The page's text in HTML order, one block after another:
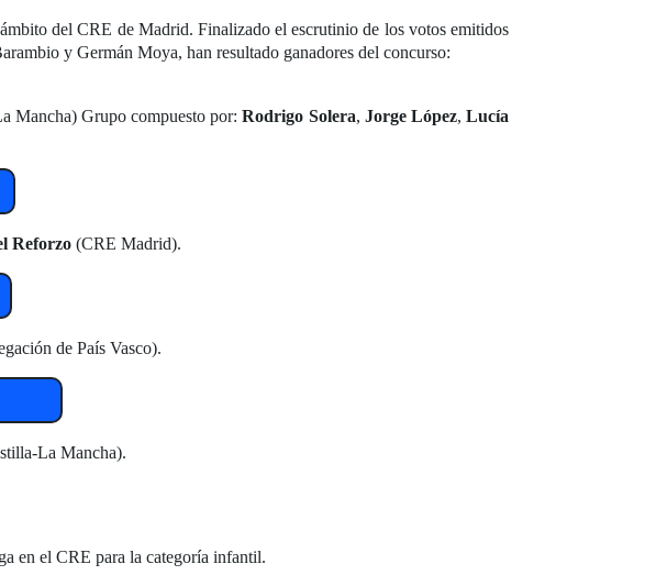
del CRE de Madrid. Finalizado el escrutinio de los votos emitidos
y Germán Moya, han resultado ganadores del concurso:
Mancha) Grupo compuesto por:Rodrigo Solera, Jorge López,Lucía
Reforzo (CRE Madrid).
de País Vasco).
La Mancha).
en el CRE para la categoría infantil.